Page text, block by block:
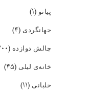
پیانو (۱)
جهانگردی (۴)
چالش دوازده (۲۰۰)
خانه‌ی لیلی (۴۵)
خلبانی (۱۱)